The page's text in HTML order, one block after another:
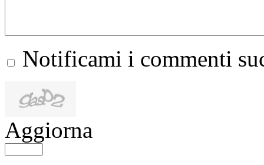
Notificami i commenti
Aggiorna